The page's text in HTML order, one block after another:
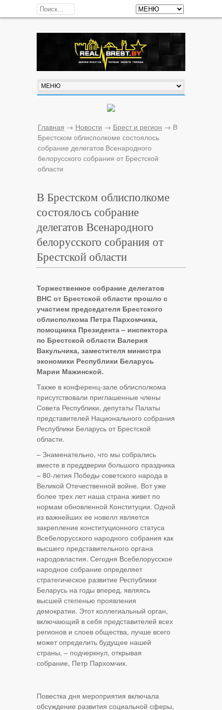
Главная → Новости → Брест и регион → В
Брестском облисполкоме состоялось
собрание делегатов Всенародного
белорусского собрания от Брестской
области
В Брестском облисполкоме
состоялось собрание
делегатов Всенародного
белорусского собрания от
Брестской области
Торжественное собрание делегатов
ВНС от Брестской области прошло с
участием председателя Брестского
облисполкома Петра Пархомчика,
помощника Президента – инспектора
по Брестской области Валерия
Вакульчика, заместителя министра
экономики Республики Беларусь
Марии Мажинской.
Также в конференц-зале облисполкома
присутствовали приглашенные члены
Совета Республики, депутаты Палаты
представителей Национального собрания
Республики Беларусь от Брестской
области.
– Знаменательно, что мы собрались
вместе в преддверии большого праздника
– 80-летия Победы советского народа в
Великой Отечественной войне. Вот уже
более трех лет наша страна живет по
нормам обновленной Конституции. Одной
из важнейших ее новелл является
закрепление конституционного статуса
Всебелорусского народного собрания как
высшего представительного органа
народовластия. Сегодня Всебелорусское
народное собрание определяет
стратегическое развитие Республики
Беларусь на годы вперед, являясь
высшей степенью проявления
демократии. Этот коллегиальный орган,
включающий в себя представителей всех
регионов и слоев общества, лучше всего
может определить будущее нашей
страны, – подчеркнул, открывая
собрание, Петр Пархомчик.
Повестка дня мероприятия включала
обсуждение развития социальной сферы,